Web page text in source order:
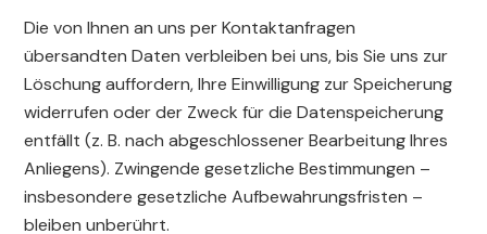
Die von Ihnen an uns per Kontaktanfragen
übersandten Daten verbleiben bei uns, bis Sie uns zur
Löschung auffordern, Ihre Einwilligung zur Speicherung
widerrufen oder der Zweck für die Datenspeicherung
entfällt (z. B. nach abgeschlossener Bearbeitung Ihres
Anliegens). Zwingende gesetzliche Bestimmungen –
insbesondere gesetzliche Aufbewahrungsfristen –
bleiben unberührt.